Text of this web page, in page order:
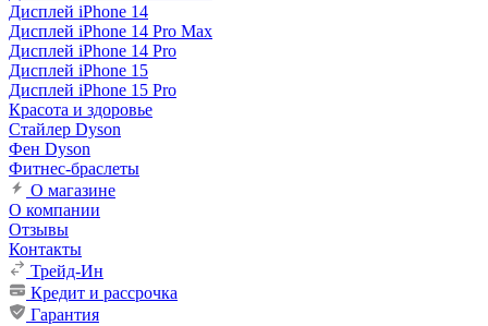
Дисплей iPhone 14
Дисплей iPhone 14 Pro Max
Дисплей iPhone 14 Pro
Дисплей iPhone 15
Дисплей iPhone 15 Pro
Красота и здоровье
Стайлер Dyson
Фен Dyson
Фитнес-браслеты
О магазине
О компании
Отзывы
Контакты
Трейд-Ин
Кредит и рассрочка
Гарантия